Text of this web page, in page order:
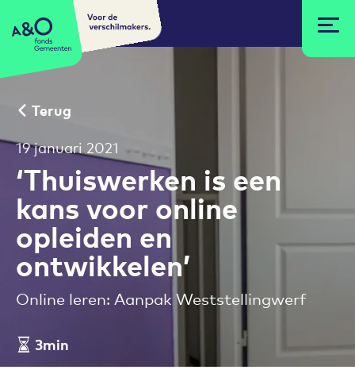
A&O fonds Gemeenten
Voor de
verschilmakers.
Terug
19 januari 2021
‘Thuiswerken is een
kans voor online
opleiden en
ontwikkelen’
Online leren: Aanpak Weststellingwerf
Leestijd artikel
3min